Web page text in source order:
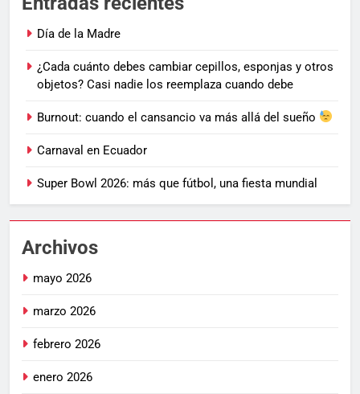
Día de la Madre
¿Cada cuánto debes cambiar cepillos, esponjas y otros
objetos? Casi nadie los reemplaza cuando debe
Burnout: cuando el cansancio va más allá del sueño
Carnaval en Ecuador
Super Bowl 2026: más que fútbol, una fiesta mundial
Archivos
mayo 2026
marzo 2026
febrero 2026
enero 2026